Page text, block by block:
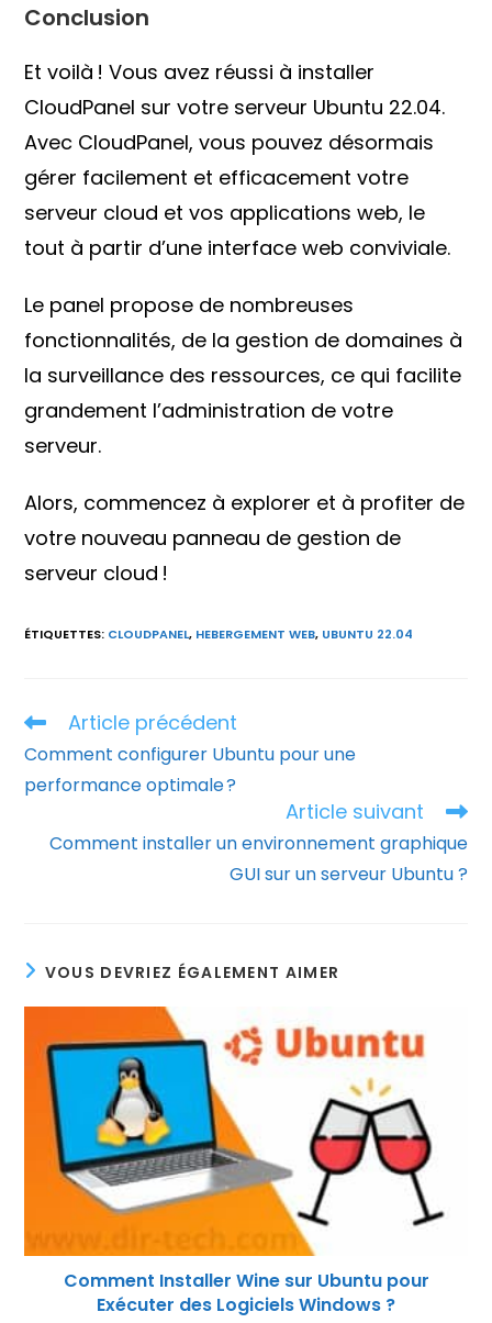
Conclusion
Et voilà ! Vous avez réussi à installer
CloudPanel sur votre serveur Ubuntu 22.04.
Avec CloudPanel, vous pouvez désormais
gérer facilement et efficacement votre
serveur cloud et vos applications web, le
tout à partir d’une interface web conviviale.
Le panel propose de nombreuses
fonctionnalités, de la gestion de domaines à
la surveillance des ressources, ce qui facilite
grandement l’administration de votre
serveur.
Alors, commencez à explorer et à profiter de
votre nouveau panneau de gestion de
serveur cloud !
ÉTIQUETTES: CLOUDPANEL, HEBERGEMENT WEB, UBUNTU 22.04
Read
articles
Article précédent
Comment configurer Ubuntu pour une
performance optimale ?
Article suivant
Comment installer un environnement graphique
GUI sur un serveur Ubuntu ?
VOUS DEVRIEZ ÉGALEMENT AIMER
Comment Installer Wine sur Ubuntu pour
Exécuter des Logiciels Windows ?